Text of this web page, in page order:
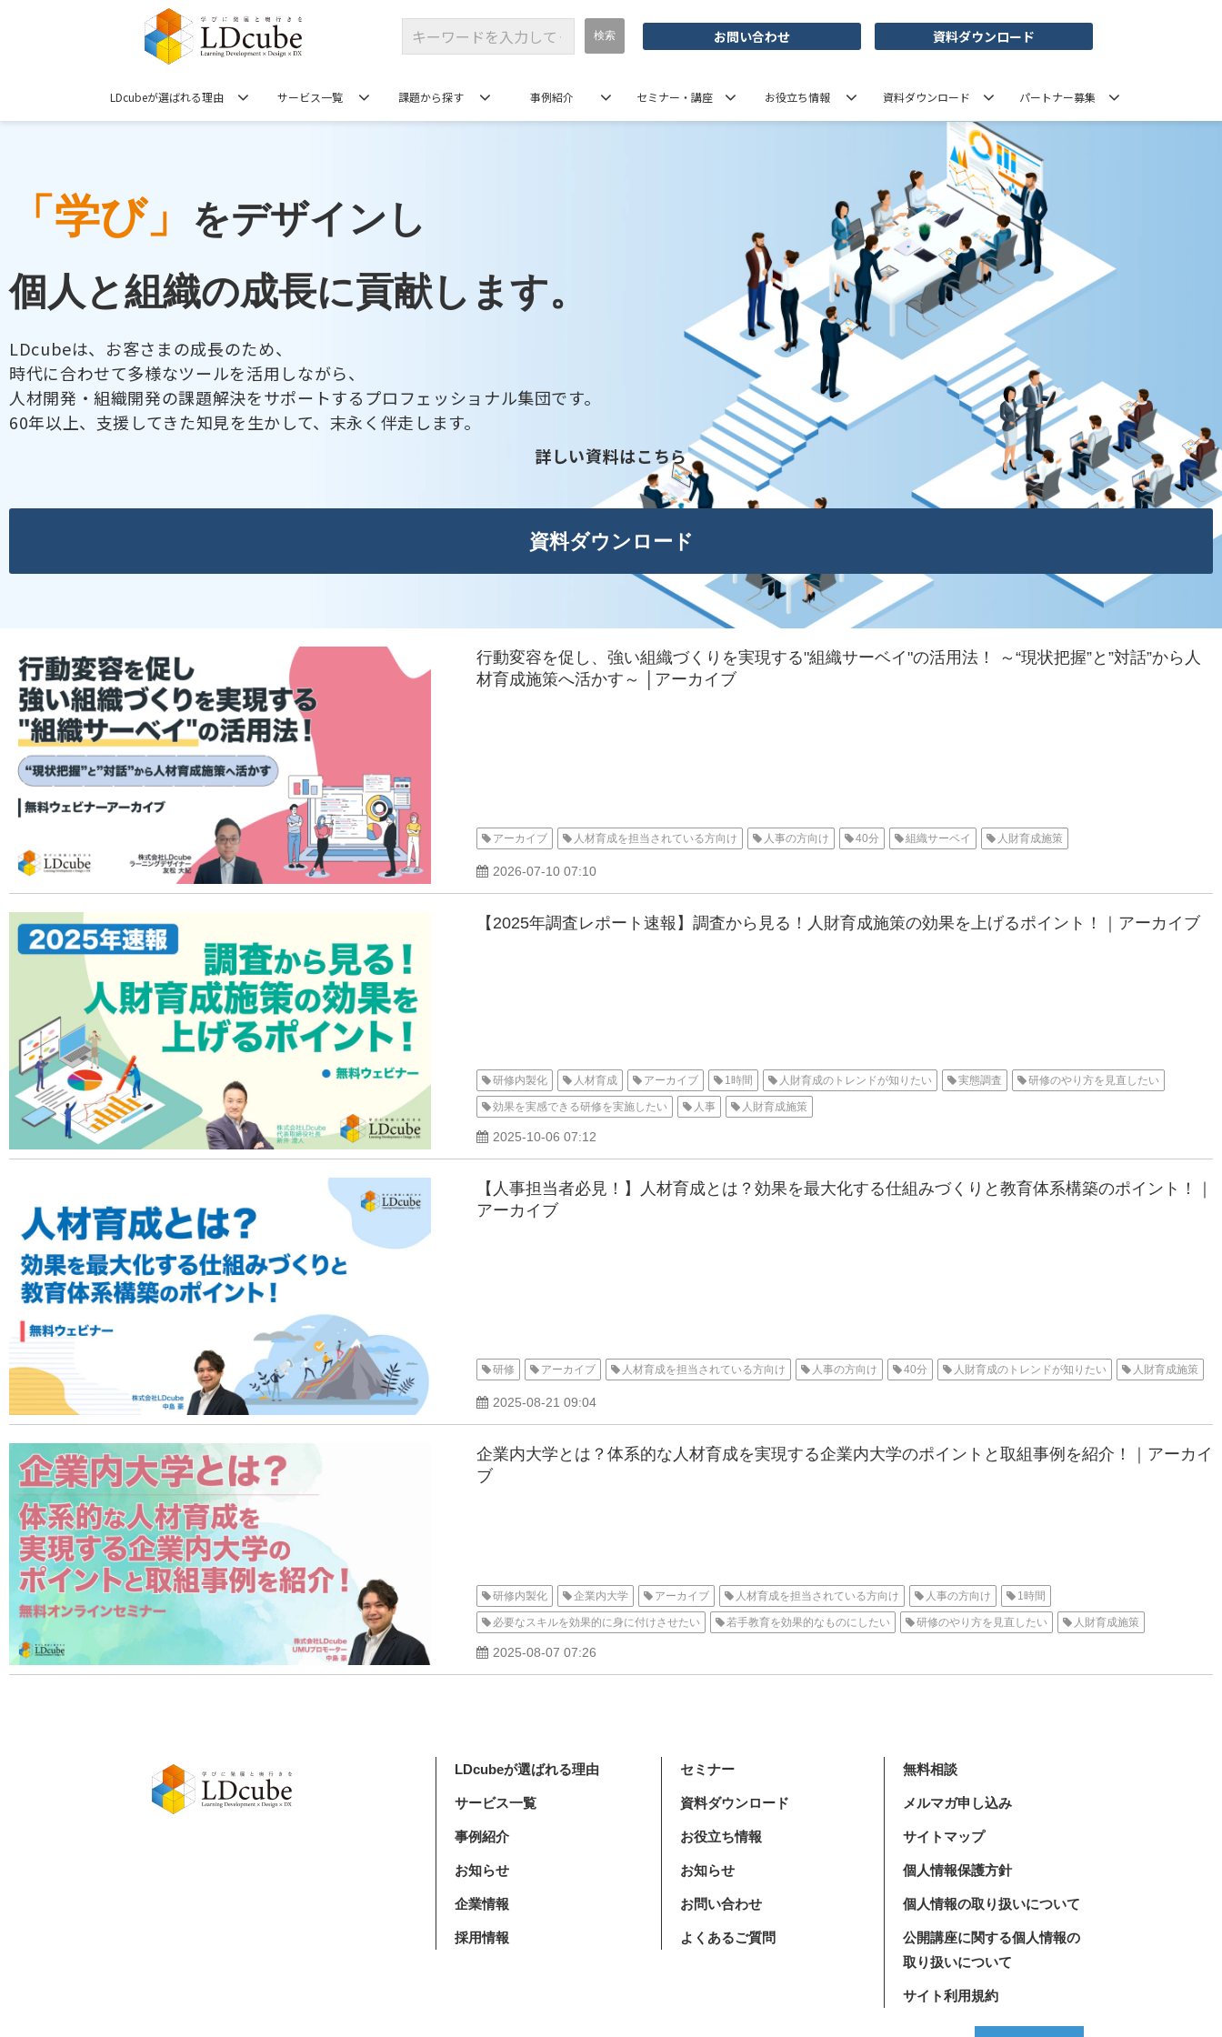
お問い合わせ 資料ダウンロード
LDcubeが選ばれる理由 サービス一覧 課題から探す 事例紹介 セミナー・講座 お役立ち情報 資料ダウンロード パートナー募集
「学び」
をデザインし
個人と組織の成長に貢献します。
LDcubeは、お客さまの成長のため、
時代に合わせて多様なツールを活用しながら、
人材開発・組織開発の課題解決をサポートするプロフェッショナル集団です。
60年以上、支援してきた知見を生かして、末永く伴走します。
詳しい資料はこちら
資料ダウンロード
行動変容を促し、強い組織づくりを実現する"組織サーベイ"の活用法！ ～“現状把握”と”対話”から人
材育成施策へ活かす～ ​│アーカイブ
アーカイブ 人材育成を担当されている方向け 人事の方向け 40分 組織サーベイ 人財育成施策
2026-07-10 07:10
【2025年調査レポート速報】調査から見る！人財育成施策の効果を上げるポイント！｜アーカイブ
研修内製化 人材育成 アーカイブ 1時間 人財育成のトレンドが知りたい 実態調査 研修のやり方を見直したい
効果を実感できる研修を実施したい 人事 人財育成施策
2025-10-06 07:12
【人事担当者必見！】​人材育成とは？​効果を最大化する仕組みづくりと教育体系構築のポイント！｜
アーカイブ
研修 アーカイブ 人材育成を担当されている方向け 人事の方向け 40分 人財育成のトレンドが知りたい 人財育成施策
2025-08-21 09:04
企業内大学とは？体系的な人材育成を実現する企業内大学のポイントと取組事例を紹介！｜アーカイ
ブ
研修内製化 企業内大学 アーカイブ 人材育成を担当されている方向け 人事の方向け 1時間
必要なスキルを効果的に身に付けさせたい 若手教育を効果的なものにしたい 研修のやり方を見直したい 人財育成施策
2025-08-07 07:26
LDcubeが選ばれる理由
サービス一覧
事例紹介
お知らせ
企業情報
採用情報
セミナー
資料ダウンロード
お役立ち情報
お知らせ
お問い合わせ
よくあるご質問
無料相談
メルマガ申し込み
サイトマップ
個人情報保護方針
個人情報の取り扱いについて
公開講座に関する個人情報の
取り扱いについて
サイト利用規約